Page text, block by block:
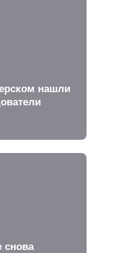
нашли
снова